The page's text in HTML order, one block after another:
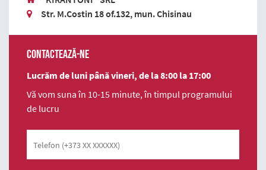
Str. M.Costin 18 of.132, mun. Chisinau
Contactează-ne
Lucrăm de luni până vineri, de la 8:00 la 17:00
Vă vom suna în 10-15 minute, în timpul programului
de lucru